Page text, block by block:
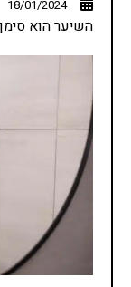
18/01/2024
השיער הוא